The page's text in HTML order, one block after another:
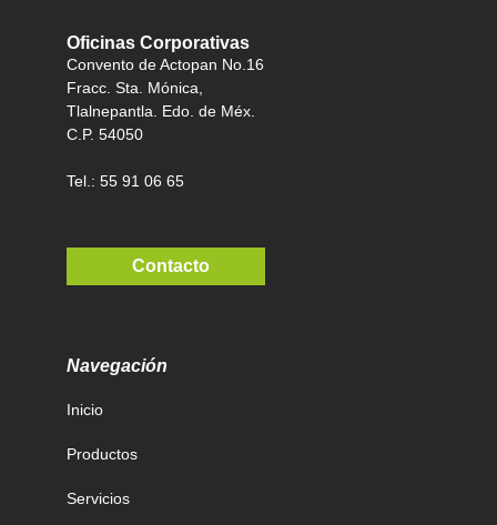
Oficinas Corporativas
Convento de Actopan No.16
Fracc. Sta. Mónica,
Tlalnepantla. Edo. de Méx.
C.P. 54050
Tel.: 55 91 06 65
Contacto
Navegación
Inicio
Productos
Servicios